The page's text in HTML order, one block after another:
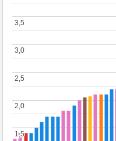
1,5
1,5
2,0
2,0
2,5
2,5
3,0
3,0
3,5
3,5